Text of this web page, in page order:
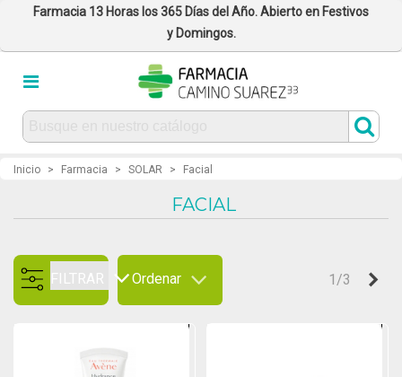
Farmacia 13 Horas los 365 Días del Año. Abierto en Festivos
y Domingos.
Inicio > Farmacia > SOLAR > Facial
FACIAL
FILTRAR Ordenar 1/3